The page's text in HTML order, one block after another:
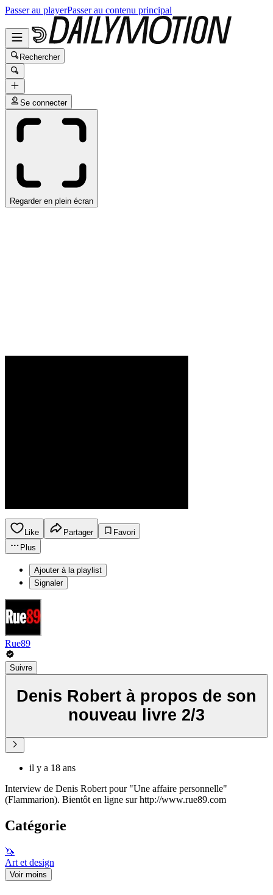
Passer au playerPasser au contenu principal
Rechercher
Se connecter
Regarder en plein écran
Like Partager
Favori
Plus
Ajouter à la playlist
Signaler
Rue89
Suivre
Denis Robert à propos de son
nouveau livre 2/3
il y a 18 ans
Interview de Denis Robert pour "Une affaire personnelle"
(Flammarion). Bientôt en ligne sur http://www.rue89.com
Catégorie
🦄
Art et design
Voir moins